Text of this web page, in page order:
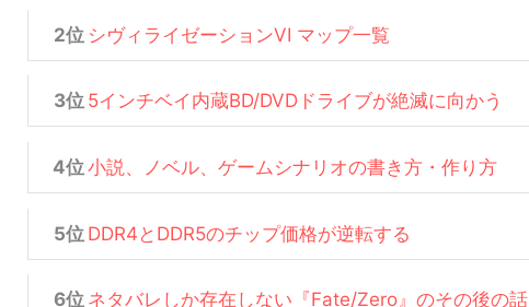
シヴィライゼーションVI マップ一覧
5インチベイ内蔵BD/DVDドライブが絶滅に向かう
小説、ノベル、ゲームシナリオの書き方・作り方
DDR4とDDR5のチップ価格が逆転する
ネタバレしか存在しない『Fate/Zero』のその後の話